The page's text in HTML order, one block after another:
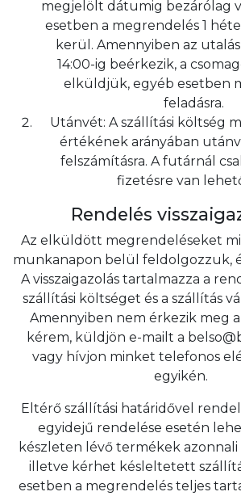
megjelölt dátumig bezárólag
esetben a megrendelés 1
kerül. Amennyiben az
14:00-ig beérkezik, a
elküldjük, egyéb esetben
feladásra.
Utánvét: A szállítási költség
értékének arányában
felszámításra. A futárnál
fizetésre van
Rendelés
Az elküldött megrendeléseket
munkanapon belül feldolgozzuk,
A visszaigazolás tartalmazza a
szállítási költséget és a szállítás
Amennyiben nem érkezik meg a
kérem, küldjön e-mailt a
vagy hívjon minket telefonos
egyikén.
Eltérő szállítási határidővel
egyidejű rendelése esetén
készleten lévő termékek azonnali
illetve kérhet késleltetett
esetben a megrendelés teljes